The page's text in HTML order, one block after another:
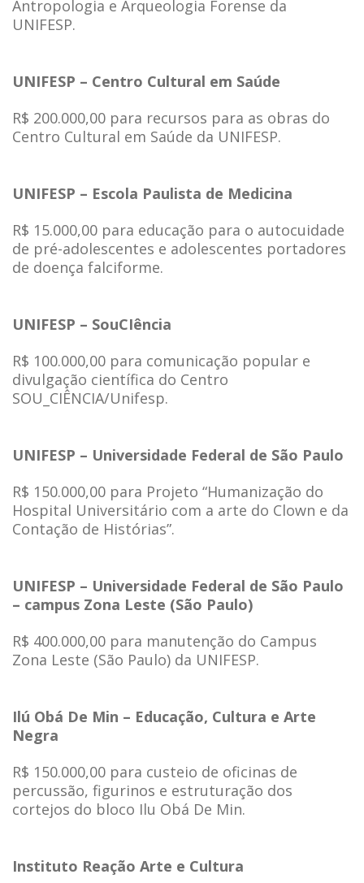
Antropologia e Arqueologia Forense da
UNIFESP.
UNIFESP – Centro Cultural em Saúde
R$ 200.000,00 para recursos para as obras do
Centro Cultural em Saúde da UNIFESP.
UNIFESP – Escola Paulista de Medicina
R$ 15.000,00 para educação para o autocuidade
de pré-adolescentes e adolescentes portadores
de doença falciforme.
UNIFESP – SouCIência
R$ 100.000,00 para comunicação popular e
divulgação científica do Centro
SOU_CIÊNCIA/Unifesp.
UNIFESP – Universidade Federal de São Paulo
R$ 150.000,00 para Projeto “Humanização do
Hospital Universitário com a arte do Clown e da
Contação de Histórias”.
UNIFESP – Universidade Federal de São Paulo
– campus Zona Leste (São Paulo)
R$ 400.000,00 para manutenção do Campus
Zona Leste (São Paulo) da UNIFESP.
Ilú Obá De Min – Educação, Cultura e Arte
Negra
R$ 150.000,00 para custeio de oficinas de
percussão, figurinos e estruturação dos
cortejos do bloco Ilu Obá De Min.
Instituto Reação Arte e Cultura